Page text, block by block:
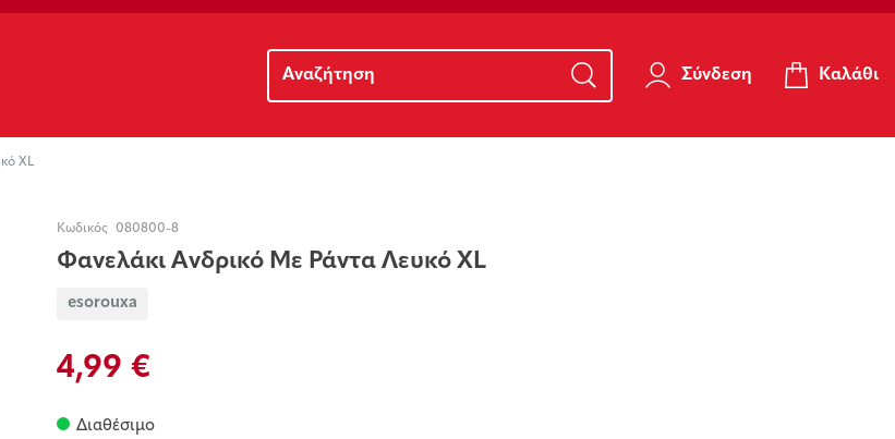
Σύνδεση Καλάθι
XL
Κωδικός 080800-8
Φανελάκι Ανδρικό Με Ράντα Λευκό XL
esorouxa
4,99 €
Διαθέσιμο